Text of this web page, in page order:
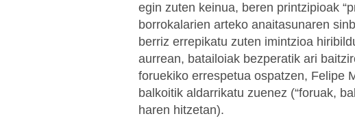
egin zuten keinua, beren printzipioak
borrokalarien arteko anaitasunaren
berriz errepikatu zuten imintzioa
aurrean, batailoiak bezperatik ari
foruekiko errespetua ospatzen, Felipe
balkoitik aldarrikatu zuenez (“foruak,
haren hitzetan).